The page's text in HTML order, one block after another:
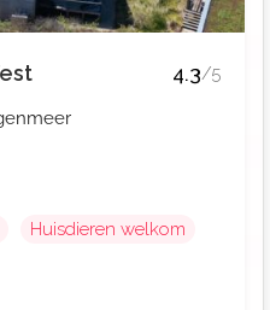
4.3/5
Huisdieren welkom